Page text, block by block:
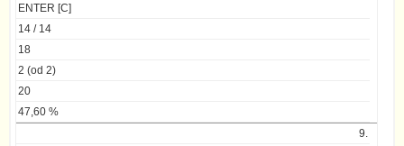
ENTER [C]
14 / 14
18
2 (od 2)
20
47,60 %
9.